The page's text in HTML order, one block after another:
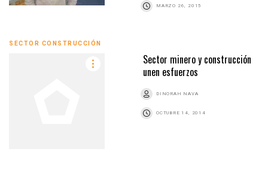
MARZO 26, 2015
SECTOR CONSTRUCCIÓN
Sector minero y construcción
unen esfuerzos
DINORAH NAVA
OCTUBRE 14, 2014